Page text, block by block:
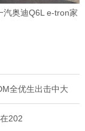
汽奥迪Q6L e-tron家
全优生出击中大
202